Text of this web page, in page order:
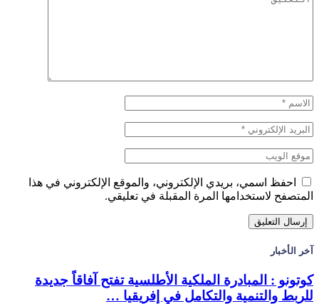
احفظ اسمي، بريدي الإلكتروني، والموقع الإلكتروني في هذا
المتصفح لاستخدامها المرة المقبلة في تعليقي.
آخر الأخبار
كوتونو : المبادرة الملكية الأطلسية تفتح آفاقاً جديدة
للربط والتنمية والتكامل في إفريقيا …